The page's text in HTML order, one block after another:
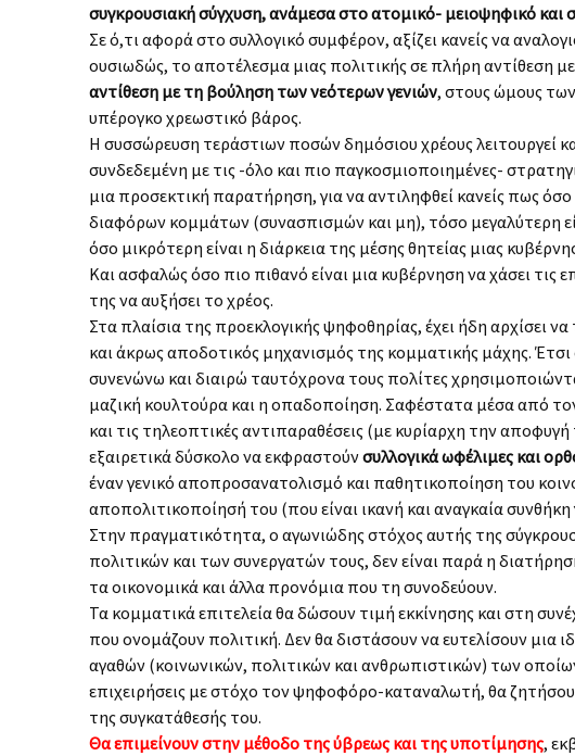
συγκρουσιακή σύγχυση, ανάμεσα στο ατομικό- μειοψηφικό και
Σε ό,τι αφορά στο συλλογικό συμφέρον, αξίζει κανείς να
ουσιωδώς, το αποτέλεσμα μιας πολιτικής σε πλήρη αντίθεση
αντίθεση με τη βούληση των νεότερων γενιών, στους ώμους
υπέρογκο χρεωστικό βάρος.
Η συσσώρευση τεράστιων ποσών δημόσιου χρέους λειτουργεί
συνδεδεμένη με τις -όλο και πιο παγκοσμιοποιημένες-
μια προσεκτική παρατήρηση, για να αντιληφθεί κανείς πως
διαφόρων κομμάτων (συνασπισμών και μη), τόσο μεγαλύτερη
όσο μικρότερη είναι η διάρκεια της μέσης θητείας μιας
Και ασφαλώς όσο πιο πιθανό είναι μια κυβέρνηση να χάσει τις
της να αυξήσει το χρέος.
Στα πλαίσια της προεκλογικής ψηφοθηρίας, έχει ήδη αρχίσει
και άκρως αποδοτικός μηχανισμός της κομματικής μάχης. Έτσι
συνενώνω και διαιρώ ταυτόχρονα τους πολίτες
μαζική κουλτούρα και η οπαδοποίηση. Σαφέστατα μέσα από
και τις τηλεοπτικές αντιπαραθέσεις (με κυρίαρχη την
εξαιρετικά δύσκολο να εκφραστούνσυλλογικά ωφέλιμες και
έναν γενικό αποπροσανατολισμό και παθητικοποίηση του
αποπολιτικοποίησή του (που είναι ικανή και αναγκαία
Στην πραγματικότητα, ο αγωνιώδης στόχος αυτής της
πολιτικών και των συνεργατών τους, δεν είναι παρά η
τα οικονομικά και άλλα προνόμια που τη συνοδεύουν.
Τα κομματικά επιτελεία θα δώσουν τιμή εκκίνησης και στη
που ονομάζουν πολιτική. Δεν θα διστάσουν να ευτελίσουν μια
αγαθών (κοινωνικών, πολιτικών και ανθρωπιστικών) των
επιχειρήσεις με στόχο τον ψηφοφόρο-καταναλωτή, θα
της συγκατάθεσής του.
Θα επιμείνουν στην μέθοδο της ύβρεως και της υποτίμησης,